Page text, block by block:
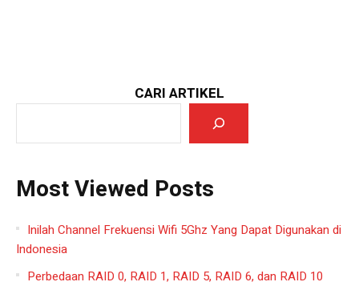
CARI ARTIKEL
Most Viewed Posts
Inilah Channel Frekuensi Wifi 5Ghz Yang Dapat Digunakan di
Indonesia
Perbedaan RAID 0, RAID 1, RAID 5, RAID 6, dan RAID 10